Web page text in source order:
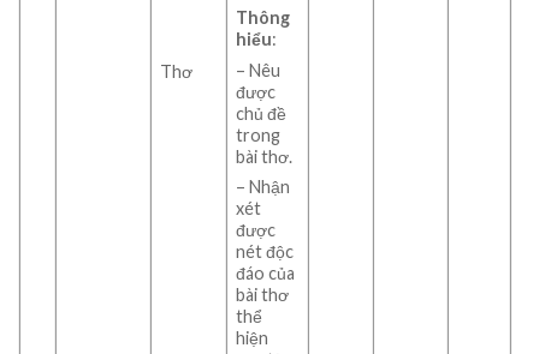
Thơ
Thông
hiểu:
– Nêu
được
chủ đề
trong
bài thơ.
– Nhận
xét
được
nét độc
đáo của
bài thơ
thể
hiện